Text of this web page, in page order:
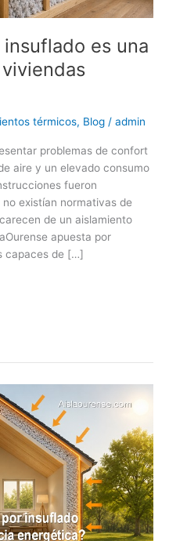
es una
térmicos, Blog / admin
problemas de confort
aire y un elevado consumo
fueron
existían normativas de
de un aislamiento
apuesta por
capaces de […]